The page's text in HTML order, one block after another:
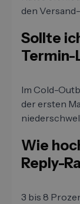
den
Sollte
Termin-
Im Cold-
der ersten
Wie
Reply-
3 bis 8